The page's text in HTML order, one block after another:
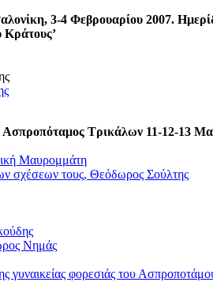
3-4 Φεβρουαρίου 2007.
Κράτους’
Ασπροπόταμος Τρικάλων 11-12-13
Μαυρομμάτη
σχέσεων τους, Θεόδωρος Σούλτης
Νημάς
γυναικείας φορεσιάς του